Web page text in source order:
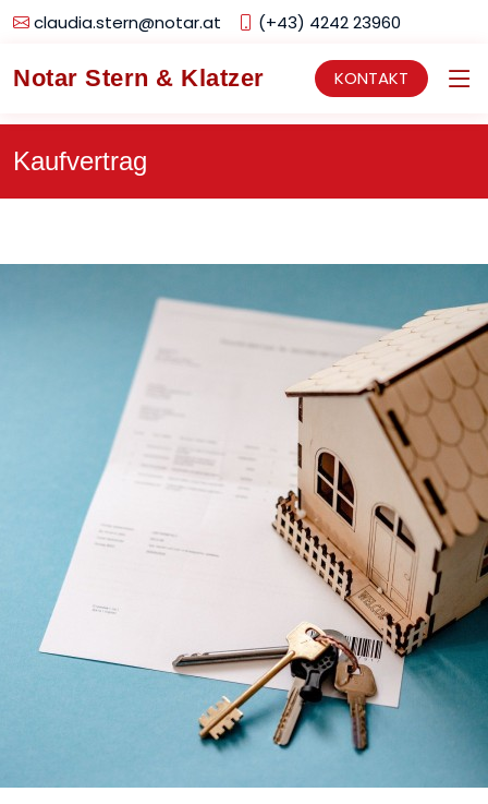
claudia.stern@notar.at (+43) 4242 23960
Notar Stern & Klatzer KONTAKT
Kaufvertrag